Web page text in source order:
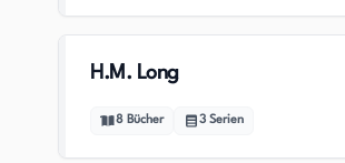
H.M. Long
8 Bücher 3 Serien